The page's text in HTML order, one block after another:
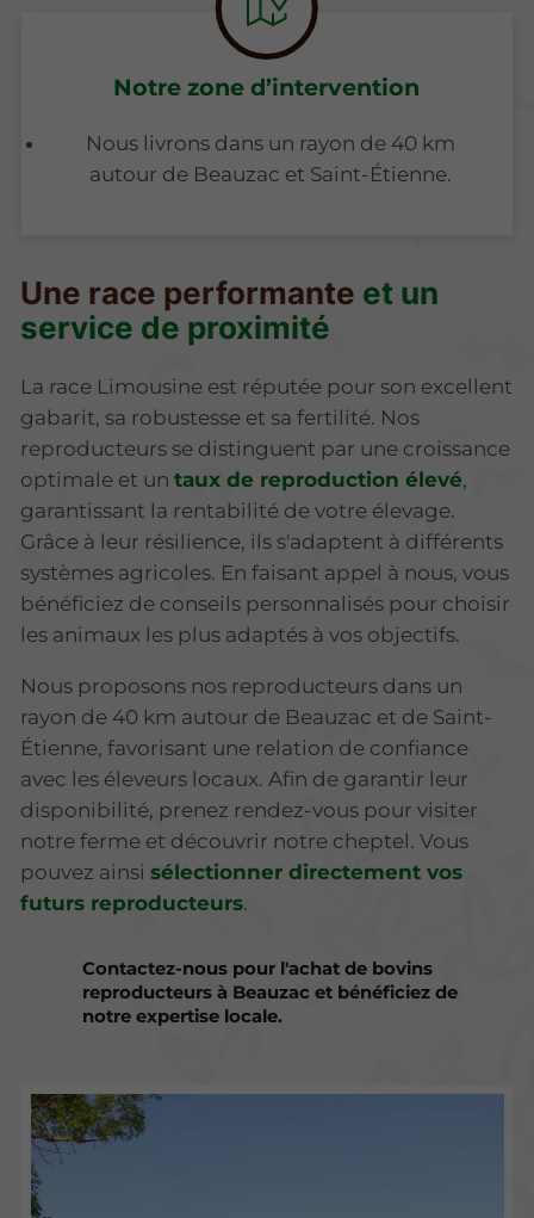
Notre zone d’intervention
Nous livrons dans un rayon de 40 km
autour de Beauzac et Saint-Étienne.
Une race performante et un
service de proximité
La race Limousine est réputée pour son excellent
gabarit, sa robustesse et sa fertilité. Nos
reproducteurs se distinguent par une croissance
optimale et untaux de reproduction élevé,
garantissant la rentabilité de votre élevage.
Grâce à leur résilience, ils s'adaptent à différents
systèmes agricoles. En faisant appel à nous, vous
bénéficiez de conseils personnalisés pour choisir
les animaux les plus adaptés à vos objectifs.
Nous proposons nos reproducteurs dans un
rayon de 40 km autour de Beauzac et de Saint-
Étienne, favorisant une relation de confiance
avec les éleveurs locaux. Afin de garantir leur
disponibilité, prenez rendez-vous pour visiter
notre ferme et découvrir notre cheptel. Vous
pouvez ainsisélectionner directement vos
futurs reproducteurs.
Contactez-nous pour l'achat de bovins
reproducteurs à Beauzac et bénéficiez de
notre expertise locale.